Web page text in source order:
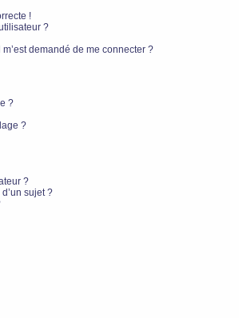
!
?
demandé de me connecter ?
?
?
?
sujet ?